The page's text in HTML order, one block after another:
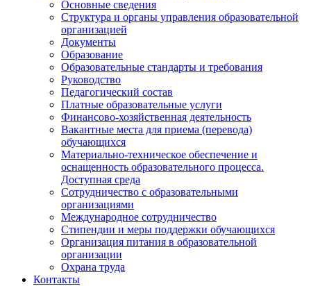
Основные сведения
Структура и органы управления образовательной
организацией
Документы
Образование
Образовательные стандарты и требования
Руководство
Педагогический состав
Платные образовательные услуги
Финансово-хозяйственная деятельность
Вакантные места для приема (перевода)
обучающихся
Материально-техническое обеспечение и
оснащенность образовательного процесса.
Доступная среда
Сотрудничество с образовательными
организациями
Международное сотрудничество
Стипендии и меры поддержки обучающихся
Организация питания в образовательной
организации
Охрана труда
Контакты